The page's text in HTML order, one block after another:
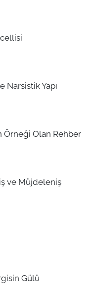
Narsistik Yapı
Örneği Olan Rehber
ve Müjdeleniş
Gülü